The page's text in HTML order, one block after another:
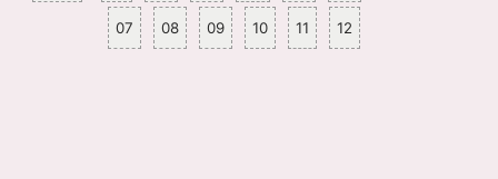
07 08 09 10 11 12